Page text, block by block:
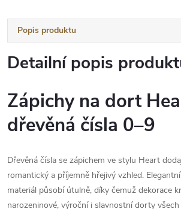
Popis produktu
Detailní popis
Zápichy na dort
dřevěná čísla 0–9
Dřevěná čísla se zápichem ve stylu Heart
romantický a příjemně hřejivý vzhled.
materiál působí útulně, díky čemuž dekorace
narozeninové, výroční i slavnostní dorty